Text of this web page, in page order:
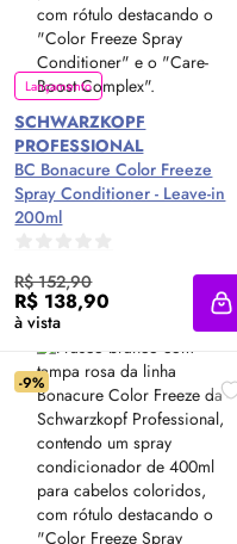
Lançamento
SCHWARZKOPF
PROFESSIONAL
BC Bonacure Color Freeze
Spray Conditioner - Leave-in
200ml
R$ 152,90
R$ 138,90
à vista
-9%